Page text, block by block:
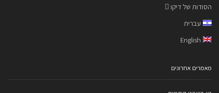
הסודות של דיקו
עברית
English
מאמרים אחרונים